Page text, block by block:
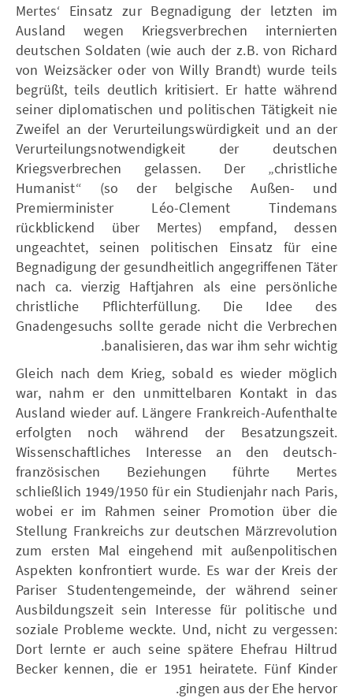
Mertes‘ Einsatz zur Begnadigung der letzten im
Ausland wegen Kriegsverbrechen internierten
deutschen Soldaten (wie auch der z.B. von Richard
von Weizsäcker oder von Willy Brandt) wurde teils
begrüßt, teils deutlich kritisiert. Er hatte während
seiner diplomatischen und politischen Tätigkeit nie
Zweifel an der Verurteilungswürdigkeit und an der
Verurteilungsnotwendigkeit der deutschen
Kriegsverbrechen gelassen. Der „christliche
Humanist“ (so der belgische Außen- und
Premierminister Léo-Clement Tindemans
rückblickend über Mertes) empfand, dessen
ungeachtet, seinen politischen Einsatz für eine
Begnadigung der gesundheitlich angegriffenen Täter
nach ca. vierzig Haftjahren als eine persönliche
christliche Pflichterfüllung. Die Idee des
Gnadengesuchs sollte gerade nicht die Verbrechen
banalisieren, das war ihm sehr wichtig.
Gleich nach dem Krieg, sobald es wieder möglich
war, nahm er den unmittelbaren Kontakt in das
Ausland wieder auf. Längere Frankreich-Aufenthalte
erfolgten noch während der Besatzungszeit.
Wissenschaftliches Interesse an den deutsch-
französischen Beziehungen führte Mertes
schließlich 1949/1950 für ein Studienjahr nach Paris,
wobei er im Rahmen seiner Promotion über die
Stellung Frankreichs zur deutschen Märzrevolution
zum ersten Mal eingehend mit außenpolitischen
Aspekten konfrontiert wurde. Es war der Kreis der
Pariser Studentengemeinde, der während seiner
Ausbildungszeit sein Interesse für politische und
soziale Probleme weckte. Und, nicht zu vergessen:
Dort lernte er auch seine spätere Ehefrau Hiltrud
Becker kennen, die er 1951 heiratete. Fünf Kinder
gingen aus der Ehe hervor.